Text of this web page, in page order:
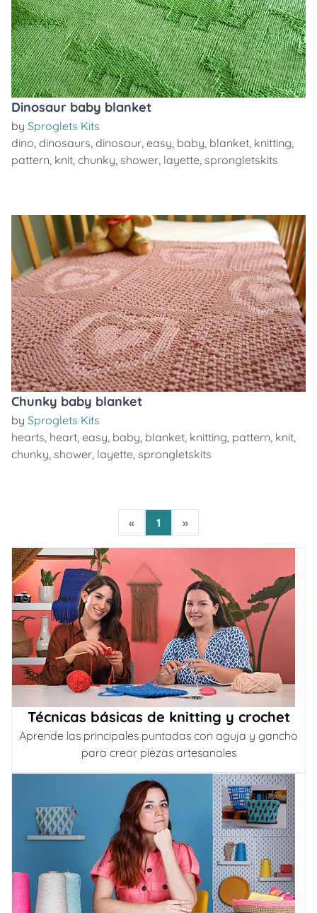
Dinosaur baby blanket
by Sproglets Kits
dino, dinosaurs, dinosaur, easy, baby, blanket, knitting,
pattern, knit, chunky, shower, layette, sprongletskits
Chunky baby blanket
by Sproglets Kits
hearts, heart, easy, baby, blanket, knitting, pattern, knit,
chunky, shower, layette, sprongletskits
« 1 »
Técnicas básicas de knitting y crochet
Aprende las principales puntadas con aguja y gancho
para crear piezas artesanales